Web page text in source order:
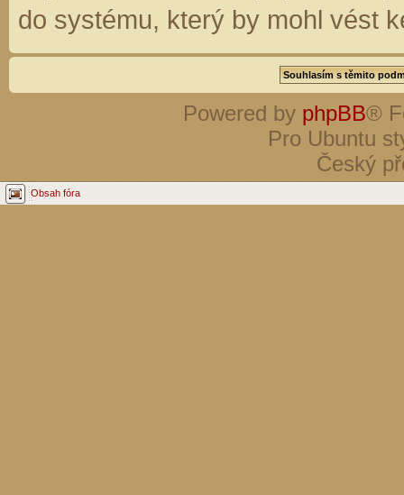
do systému, který by mohl vést
Powered by phpBB®
Pro Ubuntu
Český
Obsah fóra